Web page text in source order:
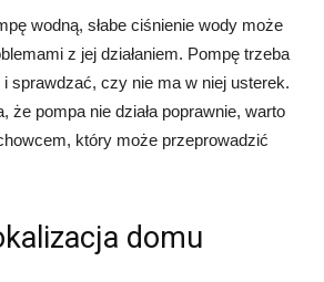
wodną, słabe ciśnienie wody może
z jej działaniem. Pompę trzeba
sprawdzać, czy nie ma w niej usterek.
że pompa nie działa poprawnie, warto
który może przeprowadzić
domu